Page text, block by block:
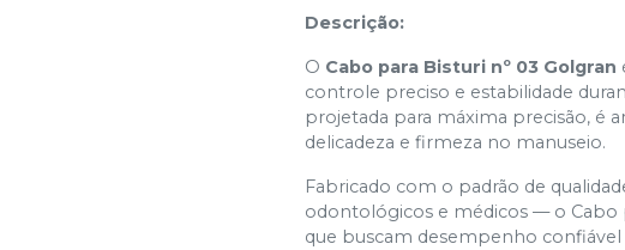
Descrição:
O Cabo para Bisturi nº 03 Golgran
controle preciso e estabilidade
projetada para máxima precisão, é
delicadeza e firmeza no manuseio.
Fabricado com o padrão de
odontológicos e médicos — o Cabo
que buscam desempenho confiável